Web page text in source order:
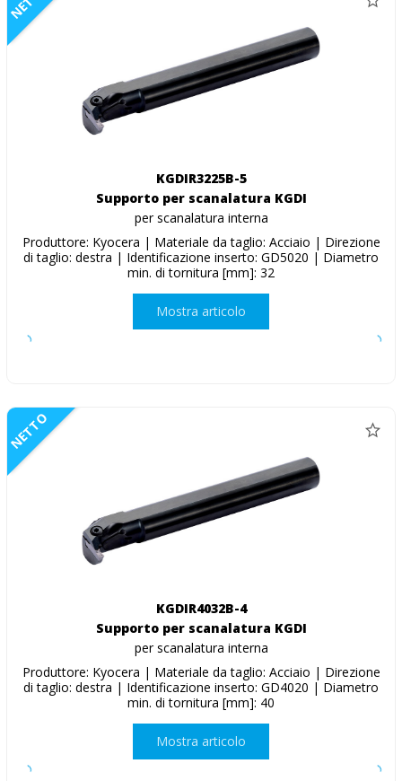
KGDIR3225B-5
Supporto per scanalatura KGDI
per scanalatura interna
Produttore: Kyocera | Materiale da taglio: Acciaio | Direzione
di taglio: destra | Identificazione inserto: GD5020 | Diametro
min. di tornitura [mm]: 32
Mostra articolo
NETTO
KGDIR4032B-4
Supporto per scanalatura KGDI
per scanalatura interna
Produttore: Kyocera | Materiale da taglio: Acciaio | Direzione
di taglio: destra | Identificazione inserto: GD4020 | Diametro
min. di tornitura [mm]: 40
Mostra articolo